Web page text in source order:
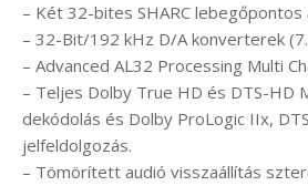
– Két 32-bites SHARC lebegőpontos
– 32-Bit/192 kHz D/A konverterek
– Advanced AL32 Processing Multi
– Teljes Dolby True HD és DTS-HD
dekódolás és Dolby ProLogic IIx,
jelfeldolgozás.
– Tömörített audió visszaállítás